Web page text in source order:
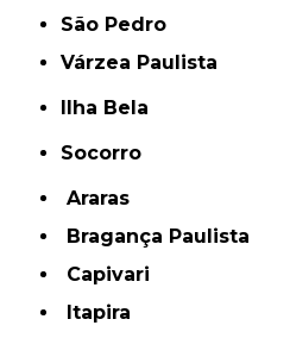
São Pedro
Várzea Paulista
Ilha Bela
Socorro
Araras
Bragança Paulista
Capivari
Itapira